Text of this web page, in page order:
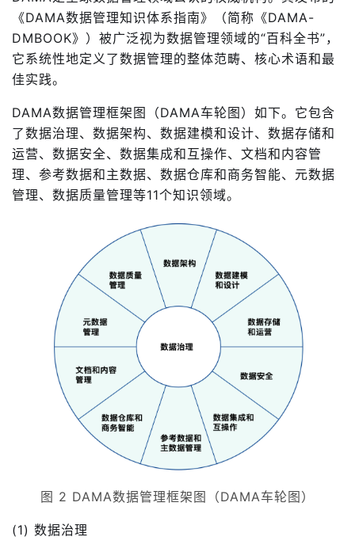
《DAMA数据管理知识体系指南》（简称《DAMA-
DMBOOK》）被广泛视为数据管理领域的“百科全书”，
它系统性地定义了数据管理的整体范畴、核心术语和最
佳实践。
DAMA数据管理框架图（DAMA车轮图）如下。它包含
了数据治理、数据架构、数据建模和设计、数据存储和
运营、数据安全、数据集成和互操作、文档和内容管
理、参考数据和主数据、数据仓库和商务智能、元数据
管理、数据质量管理等11个知识领域。
图 2 DAMA数据管理框架图（DAMA车轮图）
(1) 数据治理